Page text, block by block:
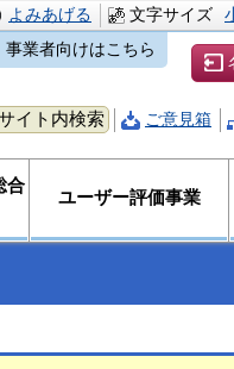
よみあげる 文字サイズ
事業者向けはこちら
ご意見箱
合
ユーザー評価事業